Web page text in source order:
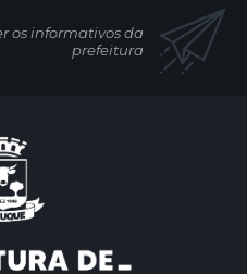
os informativos da
prefeitura